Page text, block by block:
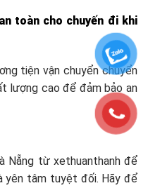
toàn cho chuyến đi khi
tiện vận chuyển chuyển
lượng cao để đảm bảo an
Nẵng từ xethuanthanh để
yên tâm tuyệt đối. Hãy để